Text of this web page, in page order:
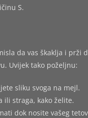
S.
da vas škaklja i prži
Uvijek tako poželjnu:
sliku svoga na mejl.
ili straga, kako želite.
dok nosite vašeg